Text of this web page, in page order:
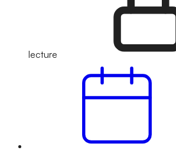
lecture